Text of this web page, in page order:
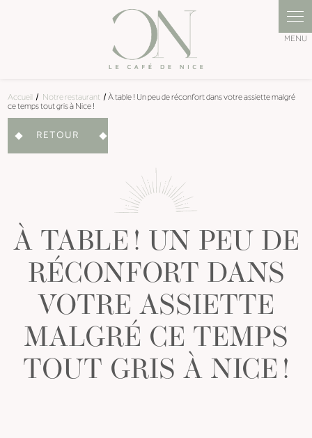
Accueil Notre restaurant À table ! Un peu de réconfort dans votre assiette malgré
ce temps tout gris à Nice !
RETOUR
À TABLE ! UN PEU DE
RÉCONFORT DANS
VOTRE ASSIETTE
MALGRÉ CE TEMPS
TOUT GRIS À NICE !
Panneau de gestion des cookies